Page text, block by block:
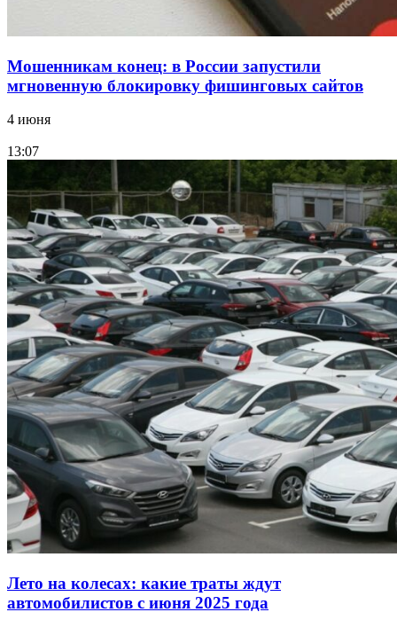
Мошенникам конец: в России запустили
мгновенную блокировку фишинговых сайтов
4 июня
13:07
Лето на колесах: какие траты ждут
автомобилистов с июня 2025 года